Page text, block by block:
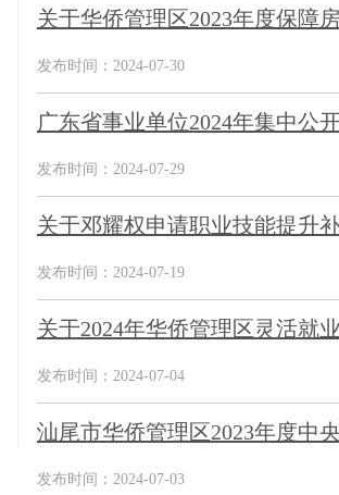
关于华侨管理区2023年度保障
发布时间：2024-07-30
广东省事业单位2024年集中公
发布时间：2024-07-29
关于邓耀权申请职业技能提升
发布时间：2024-07-19
关于2024年华侨管理区灵活就
发布时间：2024-07-04
汕尾市华侨管理区2023年度中
发布时间：2024-07-03